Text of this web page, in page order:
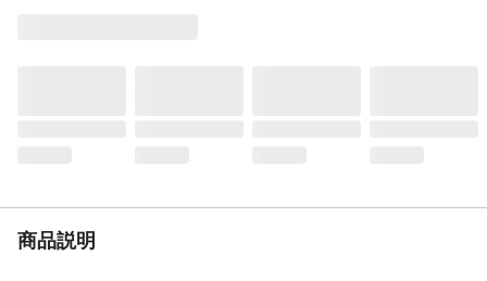
家庭洗濯等取扱い方
法
●洗濯機を使用する場合は、ファスナーを閉
商品説明